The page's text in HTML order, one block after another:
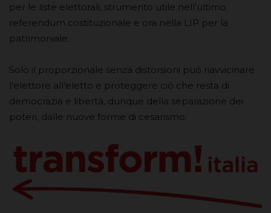
per le liste elettorali, strumento utile nell’ultimo
referendum costituzionale e ora nella LIP per la
patrimoniale.
Solo il proporzionale senza distorsioni può riavvicinare
l’elettore all’eletto e proteggere ciò che resta di
democrazia e libertà, dunque della separazione dei
poteri, dalle nuove forme di cesarismo.